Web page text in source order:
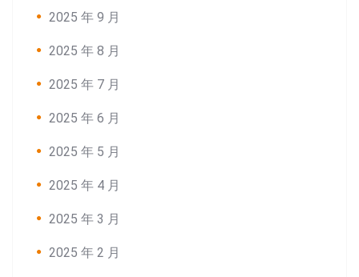
Search:
2025 年 9 月
2025 年 8 月
2025 年 7 月
2025 年 6 月
2025 年 5 月
2025 年 4 月
2025 年 3 月
2025 年 2 月